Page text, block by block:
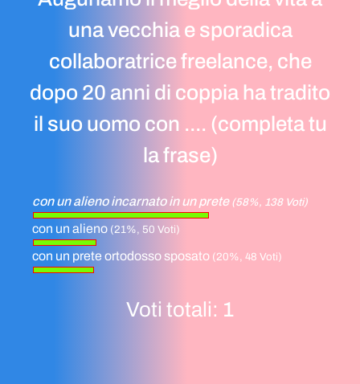
una vecchia e sporadica
collaboratrice freelance, che
dopo 20 anni di coppia ha tradito
il suo uomo con .... (completa tu
la frase)
con un alieno incarnato in un prete (58%, 138 Voti)
con un alieno (21%, 50 Voti)
con un prete ortodosso sposato (20%, 48 Voti)
Voti totali: 1